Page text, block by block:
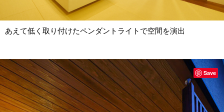
あえて低く取り付けたペンダントライトで空間を演出
Save